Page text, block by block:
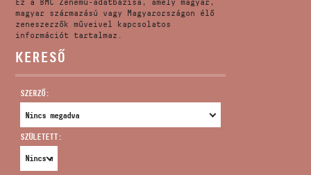
RÓLUNK
VIDEÓ GALÉRIA
Ez a BMC Zenemű-adatbázisa, amely magyar,
magyar származású vagy Magyarországon élő
zeneszerzők műveivel kapcsolatos
információt tartalmaz.
KERESŐ
SZERZŐ:
SZÜLETETT: